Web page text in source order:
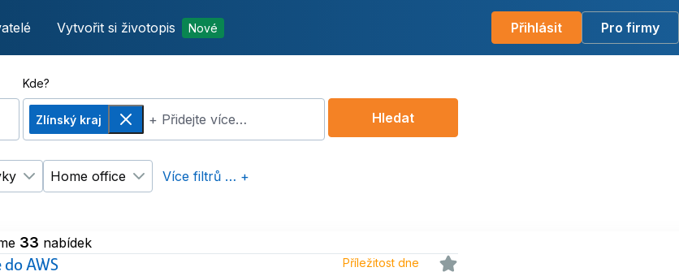
Vytvořit si životopis Nové Přihlásit Pro firmy
Kde?
Zlínský kraj
Odebrat+ Přidejte více…
Vzdělání
Změnit filtr Jazyky
Home office
Změnit filtr Home office
Více filtrů … +
Hledat
33 nabídek
AWS Příležitost dne